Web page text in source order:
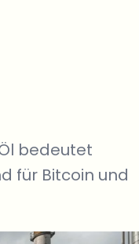
bedeutet
für Bitcoin und